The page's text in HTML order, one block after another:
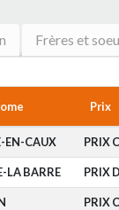
Frères et
Prix
EN-CAUX PRIX
LA BARRE PRIX
PRIX